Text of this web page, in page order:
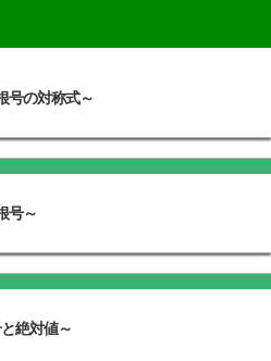
の対称式～
号～
絶対値～